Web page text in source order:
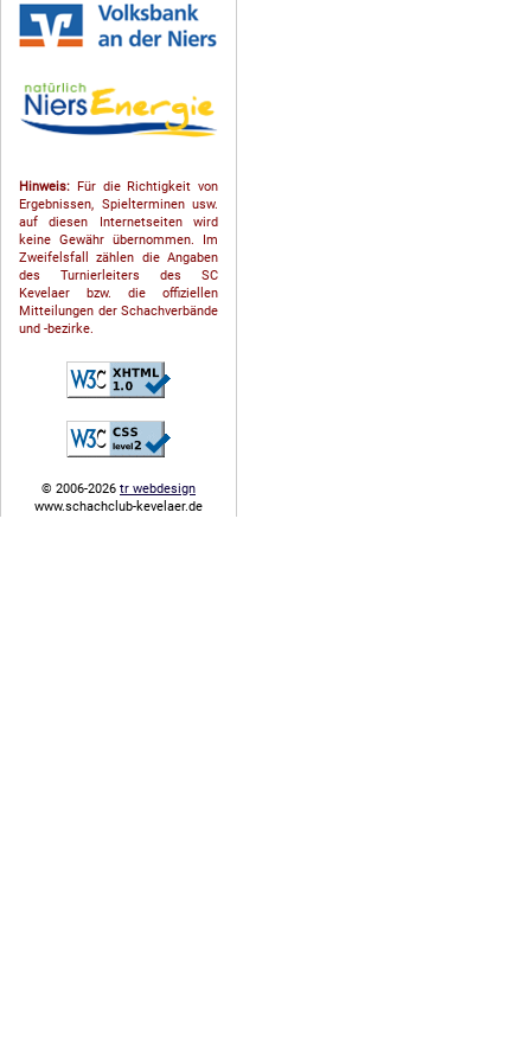
Hinweis: Für die Richtigkeit von
Ergebnissen, Spielterminen usw.
auf diesen Internetseiten wird
keine Gewähr übernommen. Im
Zweifelsfall zählen die Angaben
des Turnierleiters des SC
Kevelaer bzw. die offiziellen
Mitteilungen der Schach­ver­bände
und -bezirke.
© 2006-2026 tr webdesign
www.schachclub-kevelaer.de